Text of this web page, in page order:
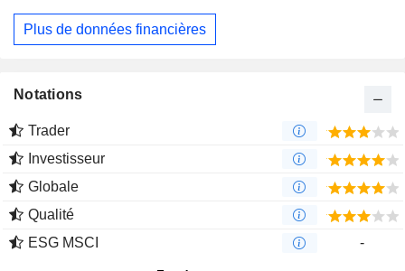
Plus de données financières
Notations
Trader
Investisseur
Globale
Qualité
ESG MSCI
-